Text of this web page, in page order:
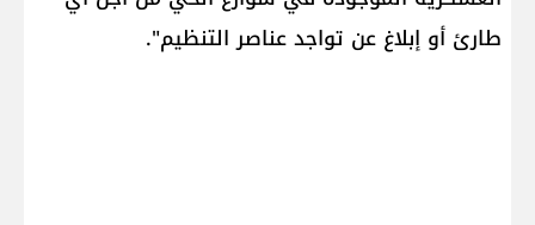
طارئ أو إبلاغ عن تواجد عناصر التنظيم".